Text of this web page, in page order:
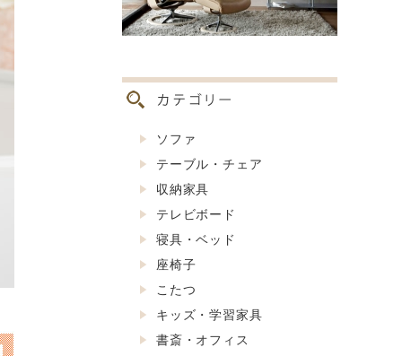
ソファ
テーブル・チェア
収納家具
テレビボード
寝具・ベッド
座椅子
こたつ
キッズ・学習家具
書斎・オフィス